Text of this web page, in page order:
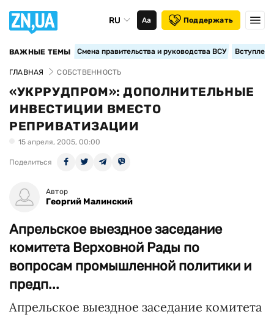
RU Аа Поддержать
ВАЖНЫЕ ТЕМЫ Смена правительства и руководства ВСУ
ГЛАВНАЯ СОБСТВЕННОСТЬ
«УКРРУДПРОМ»: ДОПОЛНИТЕЛЬНЫЕ
ИНВЕСТИЦИИ ВМЕСТО
РЕПРИВАТИЗАЦИИ
15 апреля, 2005, 00:00
Поделиться
Автор
Георгий Малинский
Апрельское выездное заседание
комитета Верховной Рады по
вопросам промышленной политики и
предп...
Апрельское выездное заседание комитета